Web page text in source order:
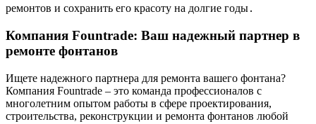
ремонтов и сохранить его красоту на долгие годы․
Компания Fountrade: Ваш надежный партнер в
ремонте фонтанов
Ищете надежного партнера для ремонта вашего фонтана?
Компания Fountrade – это команда профессионалов с
многолетним опытом работы в сфере проектирования,
строительства, реконструкции и ремонта фонтанов любой